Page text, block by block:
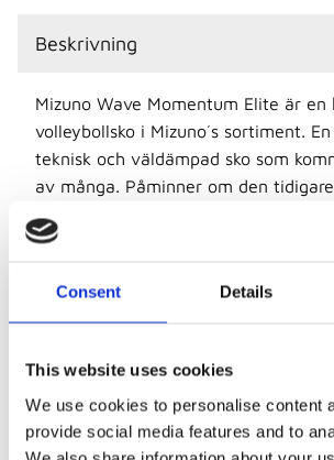
Consent Details
This website uses cookies
We use cookies to personalise content
provide social media features and to
Beskrivning
Mizuno Wave Momentum Elite är en
volleybollsko i Mizuno´s sortiment.
teknisk och väldämpad sko som
av många. Påminner om den
skon men har flera uppdateringar,
gjort samma passform/storlek på
använt ett ännu luftigare mesh
ovandelen, det sk. sockerline dvs.
snörningen är också förbättrad.
Såhär skriver Mizuno om nya
Momentum ELITE